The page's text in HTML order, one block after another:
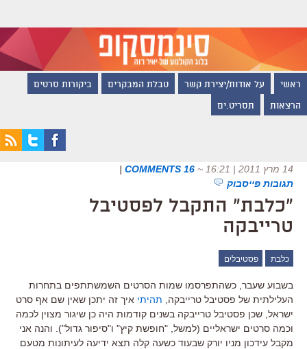
ראשי על אודות/יצירת קשר טבלת המבקרים ביקורות סרטים
הרצאות תסריט.ים
14 מרץ 2011 | 16:21 ~
16 COMMENTS
|
תגובות פייסבוק
"כלבת" התקבל לפסטיבל
טרייבקה
כלבת פסטיבלים
בשבוע שעבר, כשהתפרסמו שמות הסרטים השמשתתפים בתחרות
העלילתית של פסטיבל טרייבקה, תהיתי איך זה יתכן שאין שם אף סרט
ישראל, שכן פסטיבל טרייבקה בשנים קודמות היה כן שיגור מצוין לכמה
וכמה סרטים ישראליים (למשל, "חופשת קיץ" ו"סיפור גדול"). והנה אני
מקבל עידכון מניו יורק שבעוד כשעה קלה תצא ידיעה לעיתונות מטעם